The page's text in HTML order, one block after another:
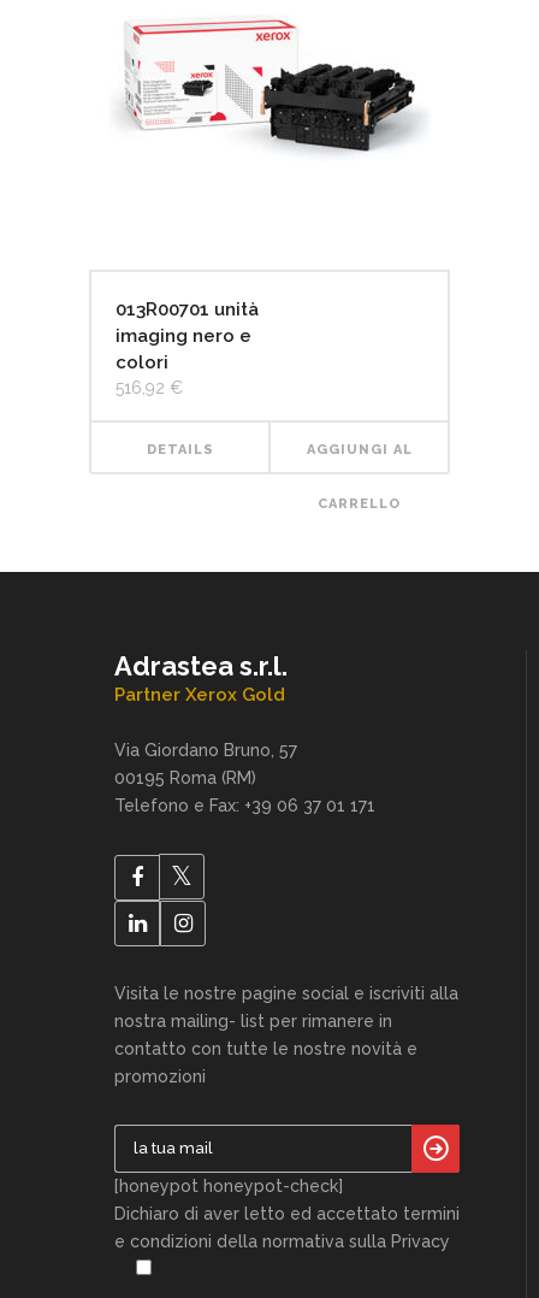
013R00701 unità
imaging nero e
colori
516,92 €
DETAILS AGGIUNGI AL
CARRELLO
Adrastea s.r.l.
Partner Xerox Gold
Via Giordano Bruno, 57
00195 Roma (RM)
Telefono e Fax: +39 06 37 01 171
Visita le nostre pagine social e iscriviti alla
nostra mailing- list per rimanere in
contatto con tutte le nostre novità e
promozioni
[honeypot honeypot-check]
Dichiaro di aver letto ed accettato termini
e condizioni della normativa sulla Privacy